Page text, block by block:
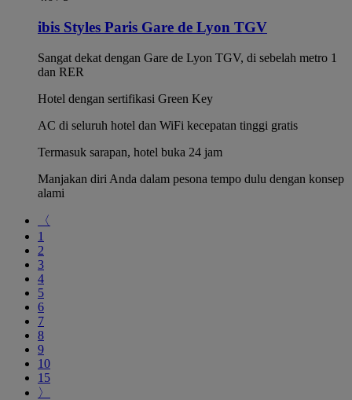
ibis Styles Paris Gare de Lyon TGV
Sangat dekat dengan Gare de Lyon TGV, di sebelah metro 1
dan RER
Hotel dengan sertifikasi Green Key
AC di seluruh hotel dan WiFi kecepatan tinggi gratis
Termasuk sarapan, hotel buka 24 jam
Manjakan diri Anda dalam pesona tempo dulu dengan konsep
alami
〈
1
2
3
4
5
6
7
8
9
10
15
〉